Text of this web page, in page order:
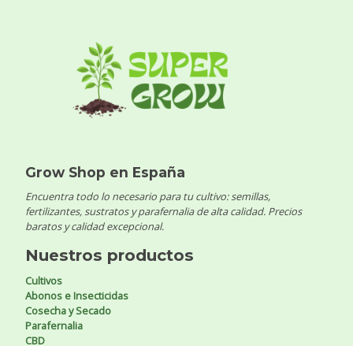
Grow Shop en España
Encuentra todo lo necesario para tu cultivo: semillas,
fertilizantes, sustratos y parafernalia de alta calidad. Precios
baratos y calidad excepcional.
Nuestros productos
Cultivos
Abonos e Insecticidas
Cosecha y Secado
Parafernalia
CBD